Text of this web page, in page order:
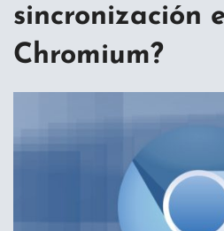
sincronización
Chromium?